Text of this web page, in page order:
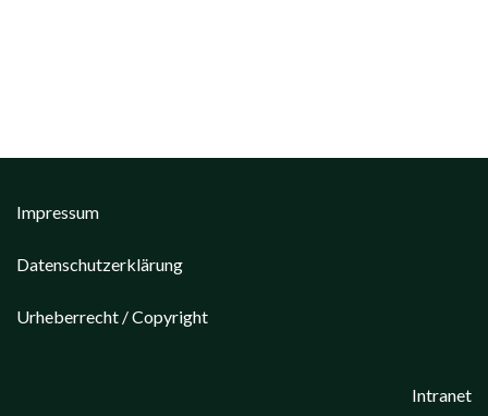
Impressum
Datenschutzerklärung
Urheberrecht / Copyright
Intranet